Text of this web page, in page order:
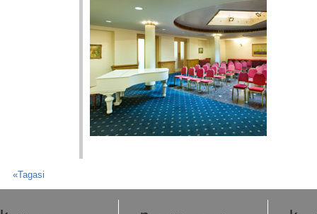
«Tagasi